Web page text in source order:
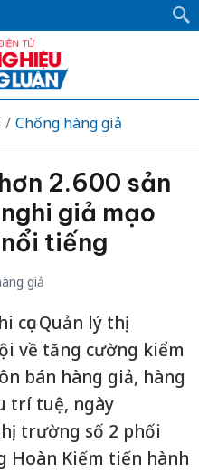
Chống hàng giả
2.600 sản
giả mạo
tiếng
giả
cục Quản lý thị
về tăng cường kiểm
bán hàng giả, hàng
trí tuệ, ngày
trường số 2 phối
Hoàn Kiếm tiến hành